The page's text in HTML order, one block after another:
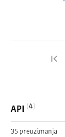
API 4
35 preuzimanja